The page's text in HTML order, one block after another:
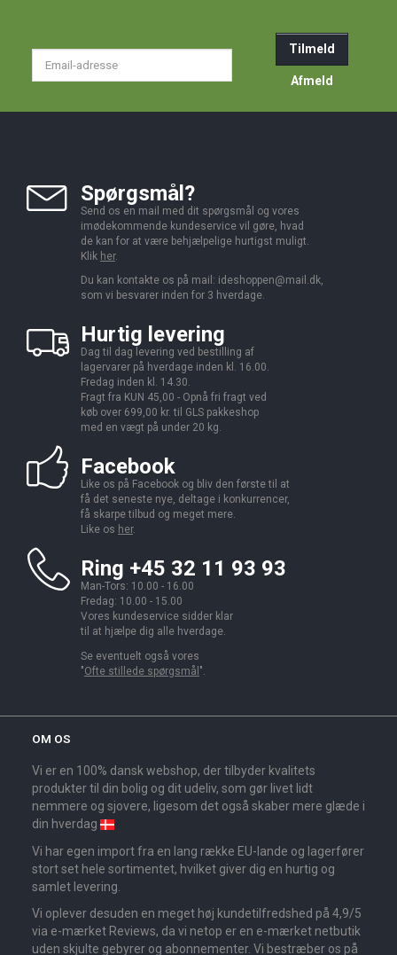
Tilmeld
Afmeld
Spørgsmål?
Send os en mail med dit spørgsmål og vores
imødekommende kundeservice vil gøre, hvad
de kan for at være behjælpelige hurtigst muligt.
Klik her.
Du kan kontakte os på mail: ideshoppen@mail.dk,
som vi besvarer inden for 3 hverdage.
Hurtig levering
Dag til dag levering ved bestilling af
lagervarer på hverdage inden kl. 16.00.
Fredag inden kl. 14.30.
Fragt fra KUN 45,00 - Opnå fri fragt ved
køb over 699,00 kr. til GLS pakkeshop
med en vægt på under 20 kg.
Facebook
Like os på Facebook og bliv den første til at
få det seneste nye, deltage i konkurrencer,
få skarpe tilbud og meget mere.
Like os her.
Ring +45 32 11 93 93
Man-Tors: 10.00 - 16.00
Fredag: 10.00 - 15.00
Vores kundeservice sidder klar
til at hjælpe dig alle hverdage.
Se eventuelt også vores
"Ofte stillede spørgsmål ".
OM OS
Vi er en 100% dansk webshop, der tilbyder kvalitets
produkter til din bolig og dit udeliv, som gør livet lidt
nemmere og sjovere, ligesom det også skaber mere glæde i
din hverdag
Vi har egen import fra en lang række EU-lande og lagerfører
stort set hele sortimentet, hvilket giver dig en hurtig og
samlet levering.
Vi oplever desuden en meget høj kundetilfredshed på 4,9/5
via e-mærket Reviews, da vi netop er en e-mærket netbutik
uden skjulte gebyrer og abonnementer. Vi bestræber os på